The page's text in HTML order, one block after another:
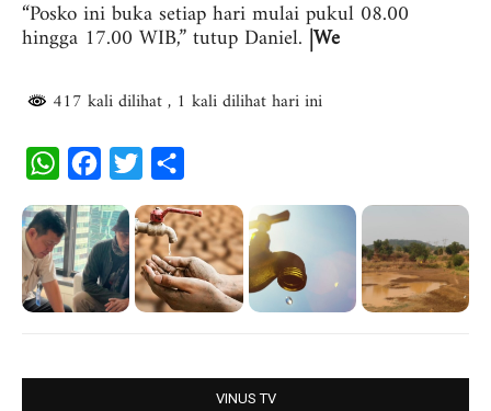
‎“Posko ini buka setiap hari mulai pukul 08.00
hingga 17.00 WIB,” tutup Daniel. |We
417 kali dilihat, 1 kali dilihat hari ini
W
a
t
s
c
e
b
i
t
t
a
r
e
VINUS TV